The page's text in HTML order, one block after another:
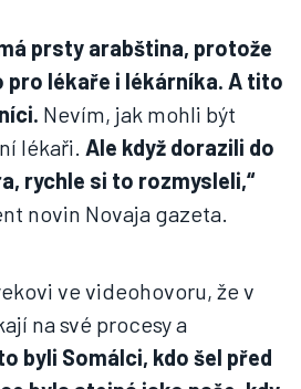
prsty arabština, protože
pro lékaře i lékárníka. A tito
Nevím, jak mohli být
lékaři. Ale když dorazili do
rychle si to rozmysleli,“
novin Novaja gazeta.
ve videohovoru, že v
na své procesy a
byli Somálci, kdo šel před